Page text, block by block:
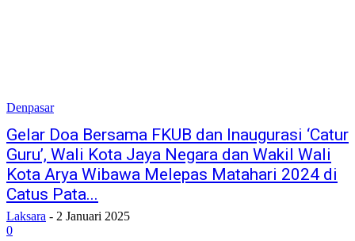
Denpasar
Gelar Doa Bersama FKUB dan Inaugurasi ‘Catur
Guru’, Wali Kota Jaya Negara dan Wakil Wali
Kota Arya Wibawa Melepas Matahari 2024 di
Catus Pata...
Laksara - 2 Januari 2025
0